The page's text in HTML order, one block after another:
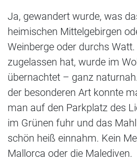
Ja, gewandert wurde, was
heimischen Mittelgebirgen
Weinberge oder durchs
zugelassen hat, wurde im
übernachtet – ganz
der besonderen Art konnte
man auf den Parkplatz des
im Grünen fuhr und das
schön heiß einnahm. Kein
Mallorca oder die Malediven.